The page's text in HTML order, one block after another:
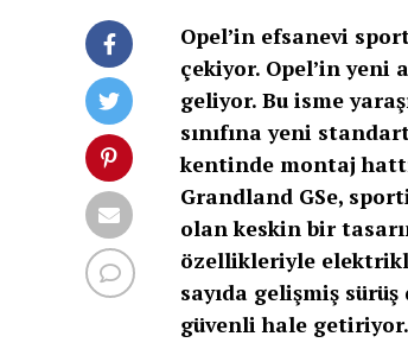
Opel’in efsanevi
çekiyor. Opel’in yeni
geliyor. Bu isme
sınıfına yeni
kentinde montaj
Grandland GSe,
olan keskin bir
özellikleriyle
sayıda gelişmiş
güvenli hale getiriyor.